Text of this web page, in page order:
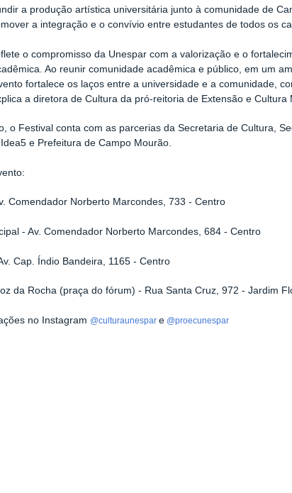
a produção artística universitária junto à comunidade de
a integração e o convívio entre estudantes de todos os
o compromisso da Unespar com a valorização e o
Ao reunir comunidade acadêmica e público, em um
fortalece os laços entre a universidade e a comunidade,
a diretora de Cultura da pró-reitoria de Extensão e Cultura
o Festival conta com as parcerias da Secretaria de Cultura,
e Prefeitura de Campo Mourão.
Comendador Norberto Marcondes, 733 - Centro
- Av. Comendador Norberto Marcondes, 684 - Centro
Cap. Índio Bandeira, 1165 - Centro
da Rocha (praça do fórum) - Rua Santa Cruz, 972 - Jardim
no Instagram @culturaunespare @proecunespar